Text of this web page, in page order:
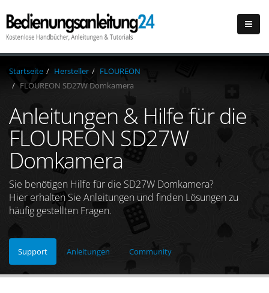
Startseite Hersteller
FLOUREON
FLOUREON SD27W Domkamera
Anleitungen & Hilfe für die
FLOUREON SD27W
Domkamera
Sie benötigen Hilfe für die SD27W Domkamera?
Hier erhalten Sie Anleitungen und finden Lösungen zu
häufig gestellten Fragen.
Support Anleitungen Community